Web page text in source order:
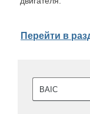
Перейти в